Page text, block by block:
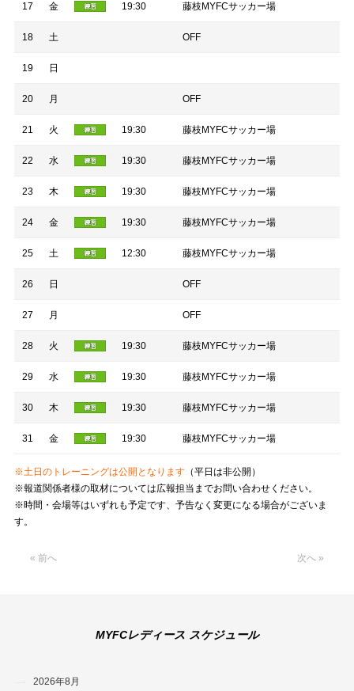
17 金 19:30 藤枝MYFCサッカー場
18 土 OFF
19 日
20 月 OFF
21 火 19:30 藤枝MYFCサッカー場
22 水 19:30 藤枝MYFCサッカー場
23 木 19:30 藤枝MYFCサッカー場
24 金 19:30 藤枝MYFCサッカー場
25 土 12:30 藤枝MYFCサッカー場
26 日 OFF
27 月 OFF
28 火 19:30 藤枝MYFCサッカー場
29 水 19:30 藤枝MYFCサッカー場
30 木 19:30 藤枝MYFCサッカー場
31 金 19:30 藤枝MYFCサッカー場
※土日のトレーニングは公開となります （平日は非公開）
※報道関係者様の取材については広報担当までお問い合わせください。
※時間・会場等はいずれも予定です、予告なく変更になる場合がございま
す。
« 前へ 次へ »
MYFCレディース スケジュール
2026年8月